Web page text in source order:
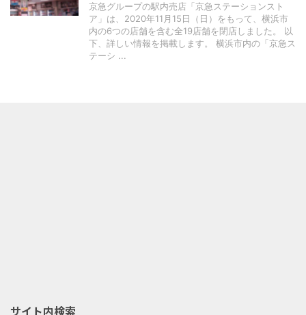
京急グループの駅内売店「京急ステーションスト
ア」は、2020年11月15日（日）をもって、横浜市
内の6つの店舗を含む全19店舗を閉店しました。 以
下、詳しい情報を掲載します。 横浜市内の「京急ス
テーシ ...
サイト内検索